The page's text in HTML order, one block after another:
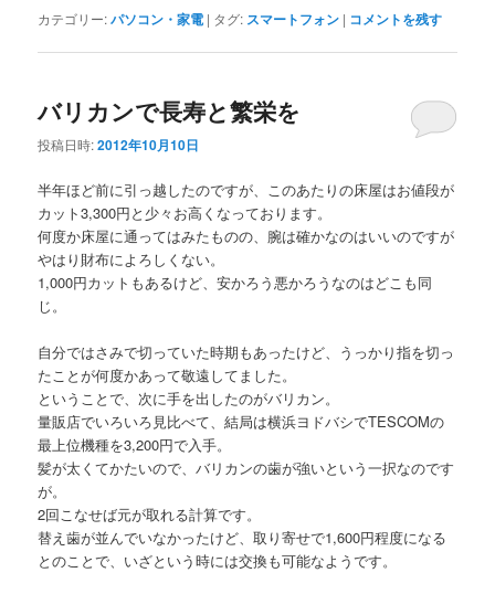
カテゴリー:パソコン・家電 | タグ: スマートフォン | コメントを残す
バリカンで長寿と繁栄を
投稿日時:2012年10月10日
半年ほど前に引っ越したのですが、このあたりの床屋はお値段が
カット3,300円と少々お高くなっております。
何度か床屋に通ってはみたものの、腕は確かなのはいいのですが
やはり財布によろしくない。
1,000円カットもあるけど、安かろう悪かろうなのはどこも同
じ。
自分ではさみで切っていた時期もあったけど、うっかり指を切っ
たことが何度かあって敬遠してました。
ということで、次に手を出したのがバリカン。
量販店でいろいろ見比べて、結局は横浜ヨドバシでTESCOMの
最上位機種を3,200円で入手。
髪が太くてかたいので、バリカンの歯が強いという一択なのです
が。
2回こなせば元が取れる計算です。
替え歯が並んでいなかったけど、取り寄せで1,600円程度になる
とのことで、いざという時には交換も可能なようです。